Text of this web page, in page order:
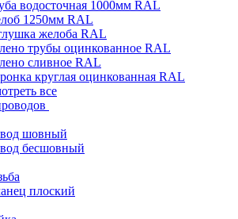
водосточная 1000мм RAL
1250мм RAL
желоба RAL
трубы оцинкованное RAL
сливное RAL
круглая оцинкованная RAL
все
шовный
бесшовный
плоский